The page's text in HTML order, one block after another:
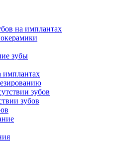
на имплантах
зубы
имплантах
зубов
зубов